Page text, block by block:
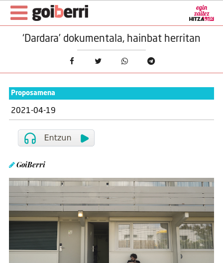
‘Dardara’ dokumentala, hainbat herritan
Proposamena
2021-04-19
GoiBerri